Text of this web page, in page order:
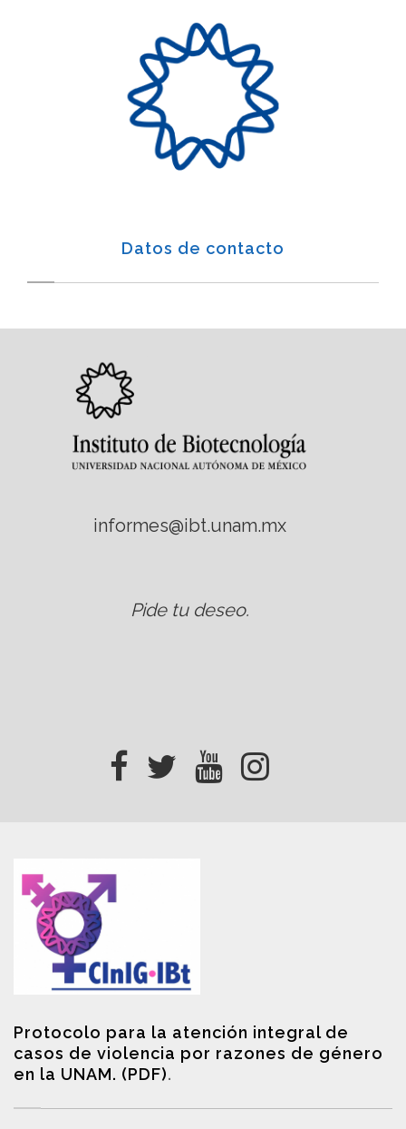
Datos de contacto
informes@ibt.unam.mx
Pide tu deseo.
Protocolo para la atención integral de
casos de violencia por razones de género
en la UNAM. (PDF).